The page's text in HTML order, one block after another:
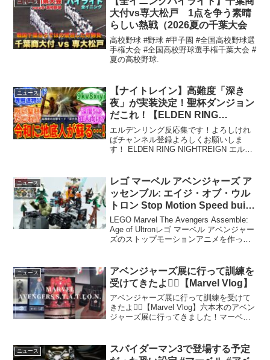
ニュース
大付vs専大松戸 1点を争う素晴
らしい熱戦（2026夏の千葉大会
高校野球 #野球 #甲子園 #全国高校野球選
手権大会 #全国高校野球選手権千葉大会 #
夏の高校野球.
ニュース
【ナイトレイン】高難度「深き
夜」が実装決定！聖杯ダンジョン
だこれ！【ELDEN RING
NIGHTREIGN】
エルデンリング反応集です！よろしけれ
ばチャンネル登録よろしくお願いしま
す！ ELDEN RING NIGHTREIGN エルデ
ニュース
レゴ マーベル アベンジャーズ ア
ッセンブル: エイジ・オブ・ウル
トロン Stop Motion Speed build
Review / LEGO76291 / LEGO
Marvel
LEGO Marvel The Avengers Assemble:
Age of Ultronレゴ マーベル アベンジャー
ズのストップモーションアニメを作って
ン...
ニュース
アベンジャーズ展に行って訓練を
受けてきたよ🦸‍♂️【Marvel Vlog】
アベンジャーズ展に行って訓練を受けて
きたよ🦸‍♂️【Marvel Vlog】六本木のアベン
ジャーズ展に行ってきました！マーベル
ター・ストレンジのカフェにも行きた
か...
ニュース
スパイダーマン3で登場する予定